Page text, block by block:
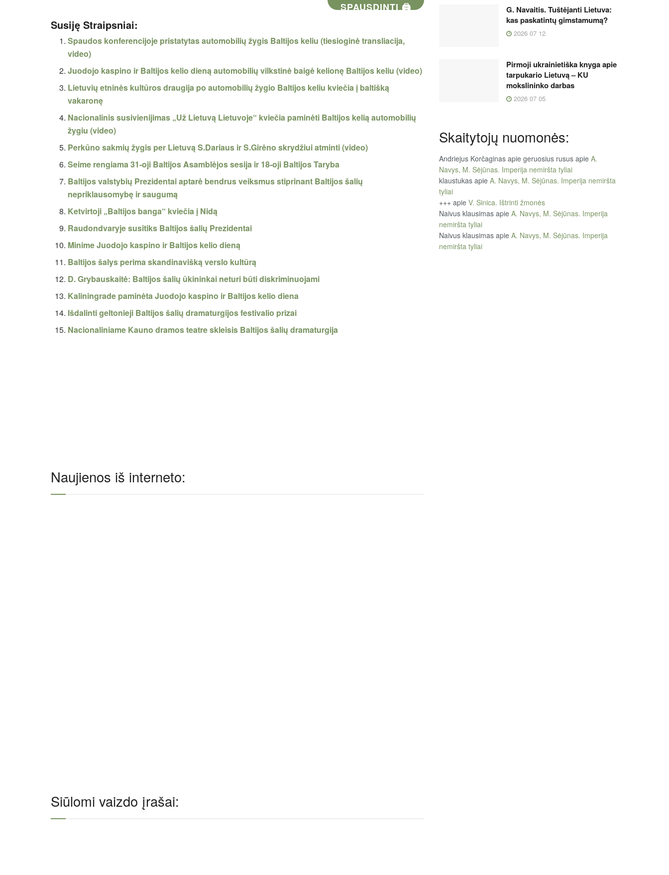
SPAUSDINTI 🖨
Susiję Straipsniai:
Spaudos konferencijoje pristatytas automobilių žygis Baltijos keliu (tiesioginė transliacija,
video)
Juodojo kaspino ir Baltijos kelio dieną automobilių vilkstinė baigė kelionę Baltijos keliu (video)
Lietuvių etninės kultūros draugija po automobilių žygio Baltijos keliu kviečia į baltišką
vakaronę
Nacionalinis susivienijimas „Už Lietuvą Lietuvoje“ kviečia paminėti Baltijos kelią automobilių
žygiu (video)
Perkūno sakmių žygis per Lietuvą S.Dariaus ir S.Girėno skrydžiui atminti (video)
Seime rengiama 31-oji Baltijos Asamblėjos sesija ir 18-oji Baltijos Taryba
Baltijos valstybių Prezidentai aptarė bendrus veiksmus stiprinant Baltijos šalių
nepriklausomybę ir saugumą
Ketvirtoji „Baltijos banga“ kviečia į Nidą
Raudondvaryje susitiks Baltijos šalių Prezidentai
Minime Juodojo kaspino ir Baltijos kelio dieną
Baltijos šalys perima skandinavišką verslo kultūrą
D. Grybauskaitė: Baltijos šalių ūkininkai neturi būti diskriminuojami
Kaliningrade paminėta Juodojo kaspino ir Baltijos kelio diena
Išdalinti geltonieji Baltijos šalių dramaturgijos festivalio prizai
Nacionaliniame Kauno dramos teatre skleisis Baltijos šalių dramaturgija
Naujienos iš interneto:
Siūlomi vaizdo įrašai:
G. Navaitis. Tuštėjanti Lietuva:
kas paskatintų gimstamumą?
2026 07 12
Pirmoji ukrainietiška knyga apie
tarpukario Lietuvą – KU
mokslininko darbas
2026 07 05
Skaitytojų nuomonės:
Andriejus Korčaginas apie geruosius rusus apie A.
Navys, M. Sėjūnas. Imperija nemiršta tyliai
klaustukas apie A. Navys, M. Sėjūnas. Imperija nemiršta
tyliai
+++ apie V. Sinica. Ištrinti žmonės
Naivus klausimas apie A. Navys, M. Sėjūnas. Imperija
nemiršta tyliai
Naivus klausimas apie A. Navys, M. Sėjūnas. Imperija
nemiršta tyliai